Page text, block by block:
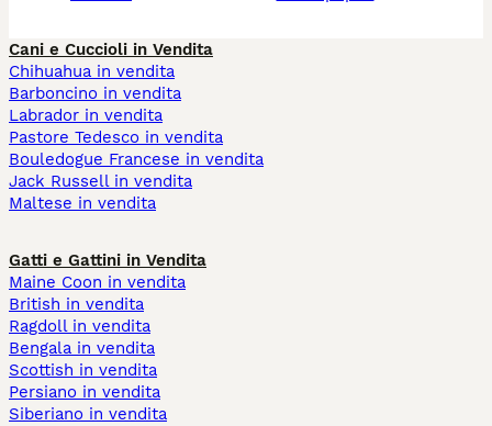
Cani e Cuccioli in Vendita
Chihuahua in vendita
Barboncino in vendita
Labrador in vendita
Pastore Tedesco in vendita
Bouledogue Francese in vendita
Jack Russell in vendita
Maltese in vendita
Gatti e Gattini in Vendita
Maine Coon in vendita
British in vendita
Ragdoll in vendita
Bengala in vendita
Scottish in vendita
Persiano in vendita
Siberiano in vendita